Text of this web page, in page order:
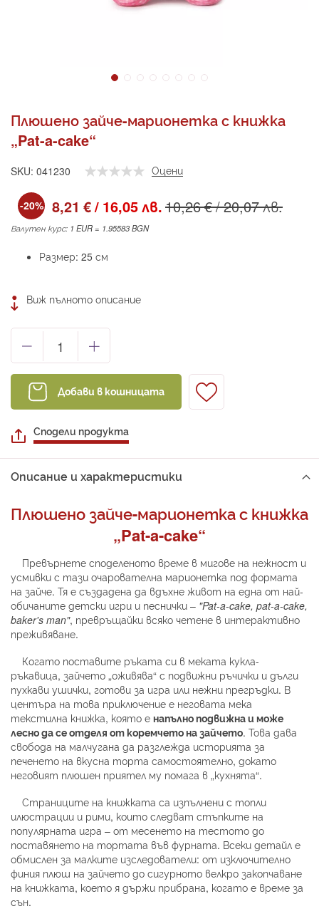
Плюшено зайче-марионетка с книжка
„Pat-a-cake“
SKU 041230 Оцени
-20%
Промо
цена
8,21 €/ 16,05 лв.10,26 €/20,07 лв.
Валутен курс: 1 EUR = 1.95583 BGN
Размер: 25 см
Виж пълното описание
Добави в кошницата
Сподели продукта
началото
на
галерия
със
снимки
Описание и характеристики
Плюшено зайче-марионетка с книжка
„Pat-a-cake“
Превърнете споделеното време в мигове на нежност и
усмивки с тази очарователна марионетка под формата
на зайче. Тя е създадена да вдъхне живот на една от най-
обичаните детски игри и песнички – "Pat-a-cake, pat-a-cake,
baker's man", превръщайки всяко четене в интерактивно
преживяване.
Когато поставите ръката си в меката кукла-
ръкавица, зайчето „оживява“ с подвижни ръчички и дълги
пухкави ушички, готови за игра или нежни прегръдки. В
центъра на това приключение е неговата мека
текстилна книжка, която е напълно подвижна и може
лесно да се отделя от коремчето на зайчето. Това дава
свобода на малчугана да разглежда историята за
печенето на вкусна торта самостоятелно, докато
неговият плюшен приятел му помага в „кухнята“.
Страниците на книжката са изпълнени с топли
илюстрации и рими, които следват стъпките на
популярната игра – от месенето на тестото до
поставянето на тортата във фурната. Всеки детайл е
обмислен за малките изследователи: от изключително
финия плюш на зайчето до сигурното велкро закопчаване
на книжката, което я държи прибрана, когато е време за
сън.